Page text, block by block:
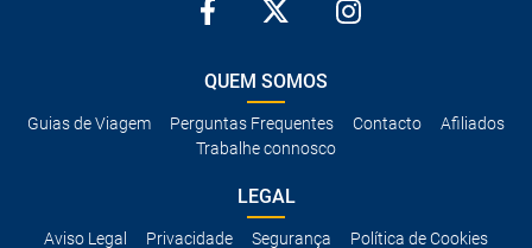
QUEM SOMOS
Guias de Viagem Perguntas Frequentes Contacto
Afiliados
Trabalhe connosco
LEGAL
Aviso Legal Privacidade Segurança Política de Cookies